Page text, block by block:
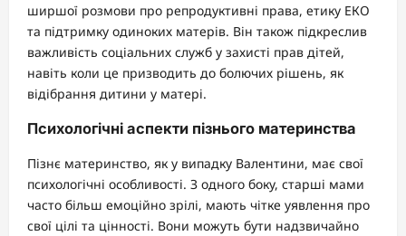
ширшої розмови про репродуктивні права, етику ЕКО
та підтримку одиноких матерів. Він також підкреслив
важливість соціальних служб у захисті прав дітей,
навіть коли це призводить до болючих рішень, як
відібрання дитини у матері.
Психологічні аспекти пізнього материнства
Пізнє материнство, як у випадку Валентини, має свої
психологічні особливості. З одного боку, старші мами
часто більш емоційно зрілі, мають чітке уявлення про
свої цілі та цінності. Вони можуть бути надзвичайно